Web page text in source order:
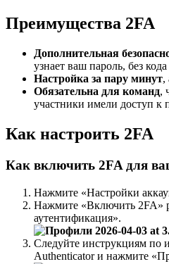
Преимущества 2FA
Дополнительная
узнает ваш пароль, без
Настройка за пару минут,
Обязательна для команд,
участники имели доступ к
Как настроить 2FA
Как включить 2FA для
Нажмите «Настройки
Нажмите «Включить 2FA»
аутентификация».
Следуйте инструкциям по
Authenticator и нажмите